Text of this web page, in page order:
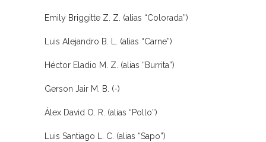
Emily Briggitte Z. Z. (alias “Colorada”)
Luis Alejandro B. L. (alias “Carne”)
Héctor Eladio M. Z. (alias “Burrita”)
Gerson Jair M. B. (-)
Álex David O. R. (alias “Pollo”)
Luis Santiago L. C. (alias “Sapo”)